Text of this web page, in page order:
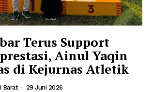
Terus Support
Ainul Yaqin
di Kejurnas Atletik
Barat - 29 Juni 2026